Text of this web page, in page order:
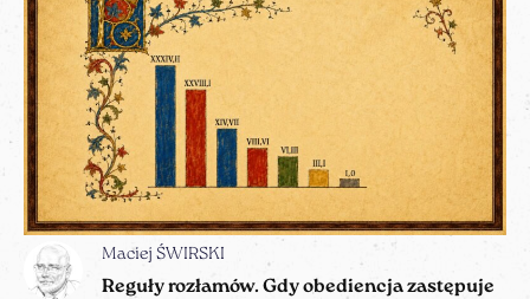
Maciej ŚWIRSKI
Reguły rozłamów. Gdy obediencja zastępuje